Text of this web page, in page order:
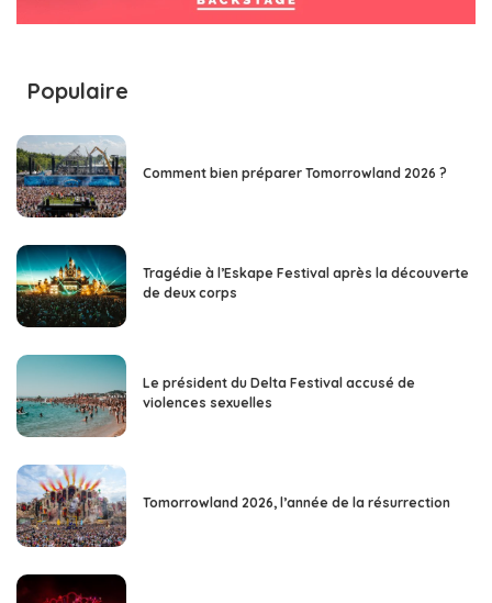
Populaire
Comment bien préparer Tomorrowland 2026 ?
Tragédie à l’Eskape Festival après la découverte
de deux corps
Le président du Delta Festival accusé de
violences sexuelles
Tomorrowland 2026, l’année de la résurrection